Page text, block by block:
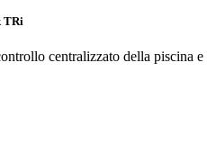
TRi
centralizzato della piscina e